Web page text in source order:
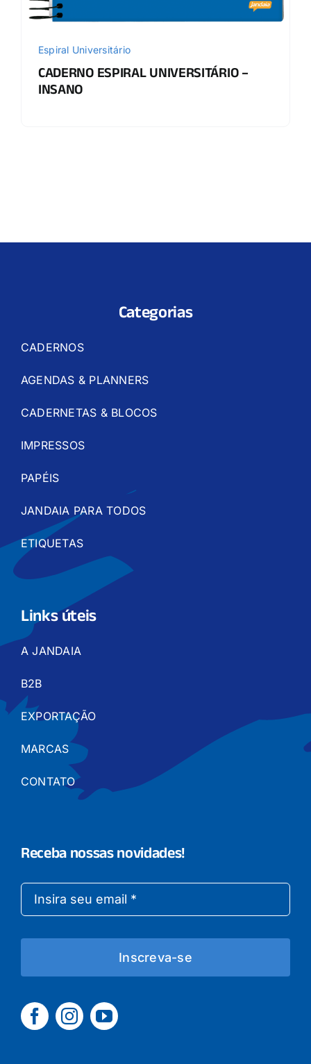
Espiral Universitário
CADERNO ESPIRAL UNIVERSITÁRIO –
INSANO
Categorias
CADERNOS
AGENDAS & PLANNERS
CADERNETAS & BLOCOS
IMPRESSOS
PAPÉIS
JANDAIA PARA TODOS
ETIQUETAS
Links úteis
A JANDAIA
B2B
EXPORTAÇÃO
MARCAS
CONTATO
Receba nossas novidades!
Inscreva-se